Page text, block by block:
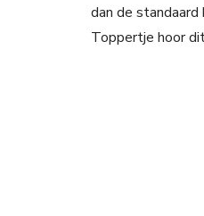
dan de
Toppertje hoor